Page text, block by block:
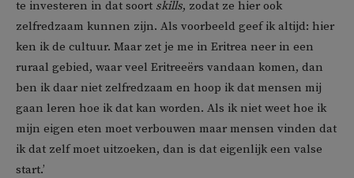
te investeren in dat soort skills, zodat ze hier ook
zelfredzaam kunnen zijn. Als voorbeeld geef ik altijd: hier
ken ik de cultuur. Maar zet je me in Eritrea neer in een
ruraal gebied, waar veel Eritreeërs vandaan komen, dan
ben ik daar niet zelfredzaam en hoop ik dat mensen mij
gaan leren hoe ik dat kan worden. Als ik niet weet hoe ik
mijn eigen eten moet verbouwen maar mensen vinden dat
ik dat zelf moet uitzoeken, dan is dat eigenlijk een valse
start.’